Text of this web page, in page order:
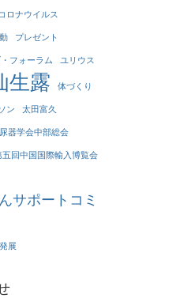
コロナウイルス
プレゼント
フォーラム ユリウス
生露 体づくり
ン 太田富久
器学会中部総会
五回中国国際輸入博覧会
サポートコミ
展